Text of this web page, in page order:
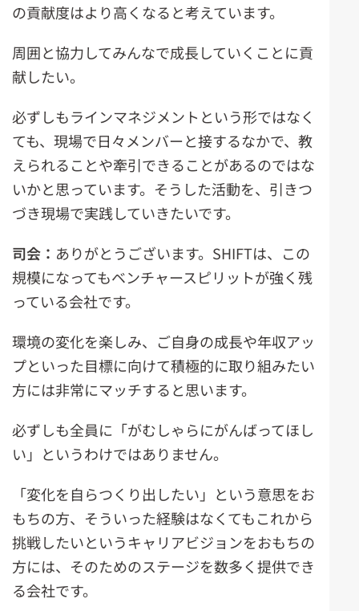
の貢献度はより高くなると考えています。
周囲と協力してみんなで成長していくことに貢
献したい。
必ずしもラインマネジメントという形ではなく
ても、現場で日々メンバーと接するなかで、教
えられることや牽引できることがあるのではな
いかと思っています。そうした活動を、引きつ
づき現場で実践していきたいです。
司会： ありがとうございます。SHIFTは、この
規模になってもベンチャースピリットが強く残
っている会社です。
環境の変化を楽しみ、ご自身の成長や年収アッ
プといった目標に向けて積極的に取り組みたい
方には非常にマッチすると思います。
必ずしも全員に「がむしゃらにがんばってほし
い」というわけではありません。
「変化を自らつくり出したい」という意思をお
もちの方、そういった経験はなくてもこれから
挑戦したいというキャリアビジョンをおもちの
方には、そのためのステージを数多く提供でき
る会社です。